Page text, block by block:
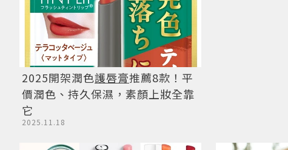
2025開架潤色護唇膏推薦8款！平
價潤色、持久保濕，素顏上妝全靠
它
2025.11.18